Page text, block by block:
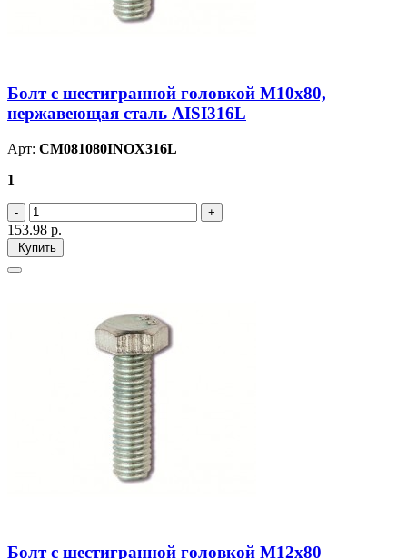
Болт с шестигранной головкой М10х80,
нержавеющая сталь AISI316L
Арт: CM081080INOX316L
1
153.98 р.
Купить
Болт с шестигранной головкой М12х80